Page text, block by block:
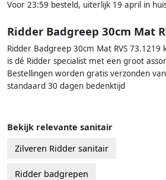
Voor 23:59 besteld, uiterlijk 19 april in
Ridder Badgreep 30cm Mat
Ridder Badgreep 30cm Mat RVS 73.1219
is dé Ridder specialist met een groot
Bestellingen worden gratis verzonden
standaard 30 dagen bedenktijd
Bekijk relevante sanitair
Zilveren Ridder sanitair
Ridder badgrepen